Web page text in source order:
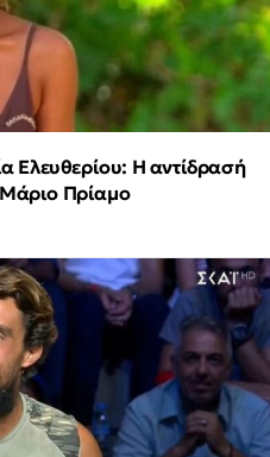
Ελευθερίου: Η αντίδρασή
Μάριο Πρίαμο